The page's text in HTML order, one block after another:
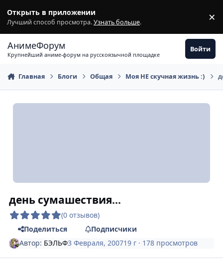
Открыть в приложении
Лучший способ просмотра.Узнать больше. ×
АнимеФорум
Крупнейший аниме-форум на русскоязычной площадке
Войти
Главная Блоги Общая Моя НЕ скучная жизнь :)
день сумашествия...
(0 отзывов)
Поделиться
Подписчики
Автор: БЭЛЬФ3 Февраля, 200719 г · 178 просмотров